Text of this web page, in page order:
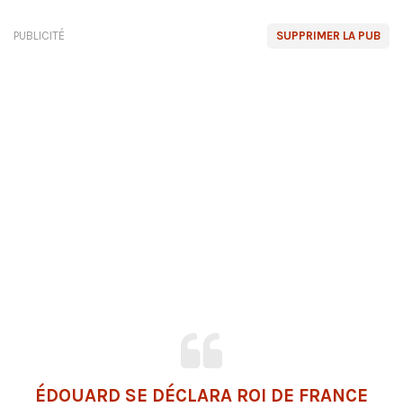
SUPPRIMER LA PUB
PUBLICITÉ
ÉDOUARD SE DÉCLARA ROI DE FRANCE